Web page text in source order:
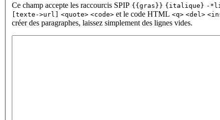
Ce champ accepte les raccourcis SPIP {{gras}} {italique} -
[texte->url] <quote> <code> et le code HTML <q> <del>
créer des paragraphes, laissez simplement des lignes vides.